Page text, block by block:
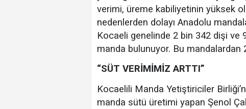
verimi, üreme kabiliyetinin yüksek
nedenlerden dolayı Anadolu
Kocaeli genelinde 2 bin 342 dişi
manda bulunuyor. Bu mandalardan
“SÜT VERİMİMİZ ARTTI”
Kocaelili Manda Yetiştiriciler
manda sütü üretimi yapan Şenol